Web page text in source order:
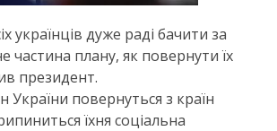
українців дуже раді бачити за
частина плану, як повернути їх
президент.
України повернуться з країн
їхня соціальна